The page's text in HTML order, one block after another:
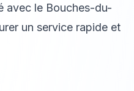
avec le Bouches-du-
un service rapide et